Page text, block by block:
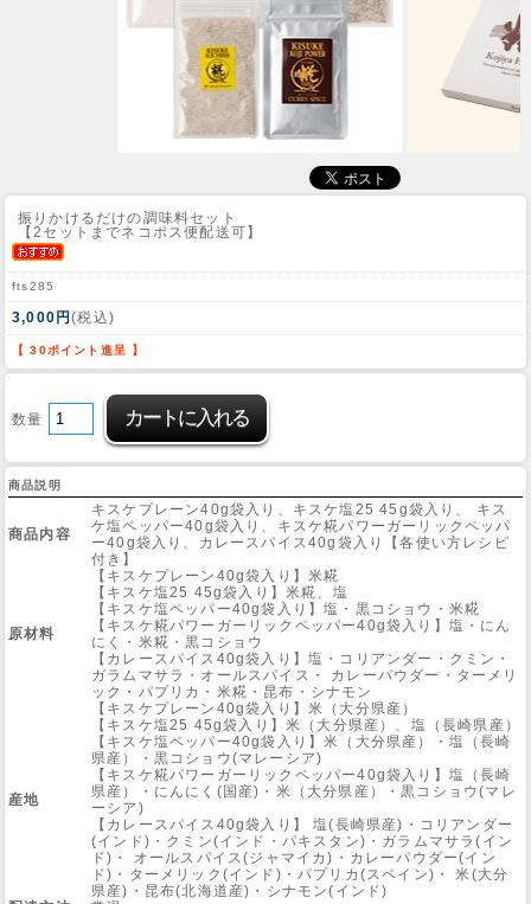
Site
振りかけるだけの調味料セット
【2セットまでネコポス便配送可】
fts285
3,000円(税込)
【 30ポイント進呈 】
数量
商品説明
商品内容
キスケプレーン40g袋入り、キスケ塩25 45g袋入り、 キス
ケ塩ペッパー40g袋入り、キスケ糀パワーガーリックペッパ
ー40g袋入り、カレースパイス40g袋入り【各使い方レシピ
付き】
原材料
【キスケプレーン40g袋入り】米糀
【キスケ塩25 45g袋入り】米糀、塩
【キスケ塩ペッパー40g袋入り】塩・黒コショウ・米糀
【キスケ糀パワーガーリックペッパー40g袋入り】塩・にん
にく・米糀・黒コショウ
【カレースパイス40g袋入り】塩・コリアンダー・クミン・
ガラムマサラ・オールスパイス・ カレーパウダー・ターメリ
ック・パプリカ・米糀・昆布・シナモン
産地
【キスケプレーン40g袋入り】米（大分県産）
【キスケ塩25 45g袋入り】米（大分県産）、塩（長崎県産）
【キスケ塩ペッパー40g袋入り】米（大分県産）・塩（長崎
県産）・黒コショウ(マレーシア)
【キスケ糀パワーガーリックペッパー40g袋入り】塩（長崎
県産）・にんにく(国産)・米（大分県産）・黒コショウ(マレ
ーシア)
【カレースパイス40g袋入り】 塩(長崎県産)・コリアンダー
(インド)・クミン(インド・パキスタン)・ガラムマサラ(イン
ド)・ オールスパイス(ジャマイカ)・カレーパウダー(イン
ド)・ターメリック(インド)・パプリカ(スペイン)・ 米(大分
県産)・昆布(北海道産)・シナモン(インド)